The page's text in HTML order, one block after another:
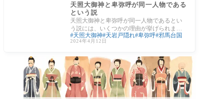
天照大御神と卑弥呼が同一人物である
という説
天照大御神と卑弥呼が同一人物であるとい
う説には、いくつかの理由が挙げられます
が、この考えは主に神話と歴史の間の類似
点や時
天照大御神 天岩戸隠れ 卑弥呼 邪馬台国
2024年4月12日